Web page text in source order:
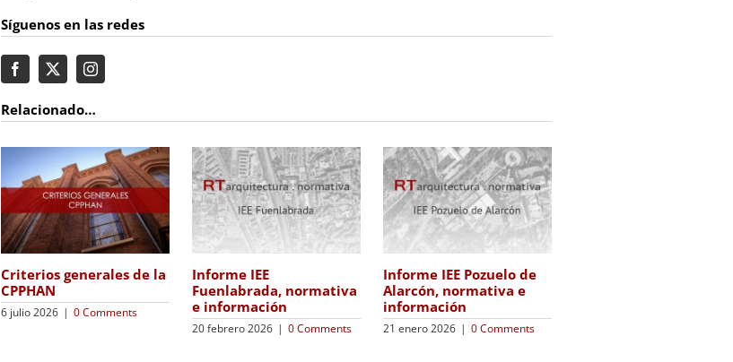
Síguenos en las redes
Relacionado…
Resistencia a fuego del
sistema SATE
10 mayo 2024 | 0 Comments
Cambio en las
condiciones mínimas de
vivienda
1 abril 2024 | 0 Comments
Modificación del
PGOUM, aprobación
provisional
4 septiembre 2023 | 0